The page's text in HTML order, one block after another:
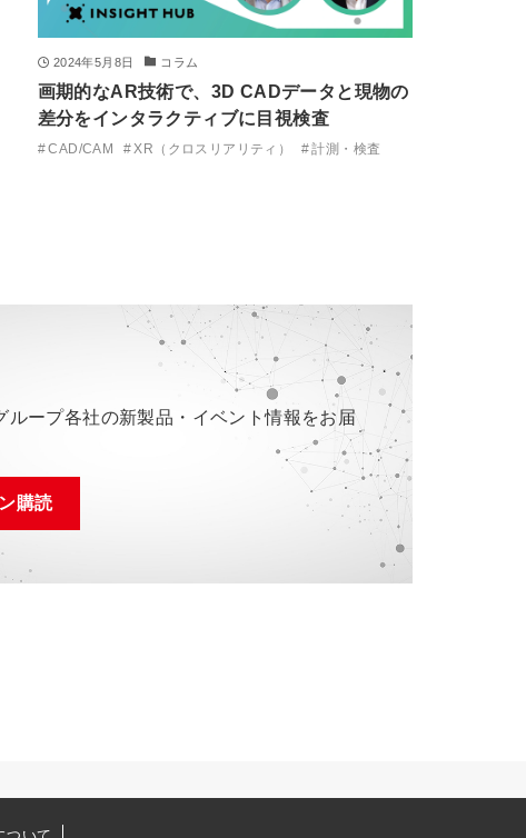
2024年5月8日 コラム
画期的なAR技術で、3D CADデータと現物の
差分をインタラクティブに目視検査
CAD/CAM XR（クロスリアリティ） 計測・検査
ループ各社の新製品・イベント情報をお届
購読